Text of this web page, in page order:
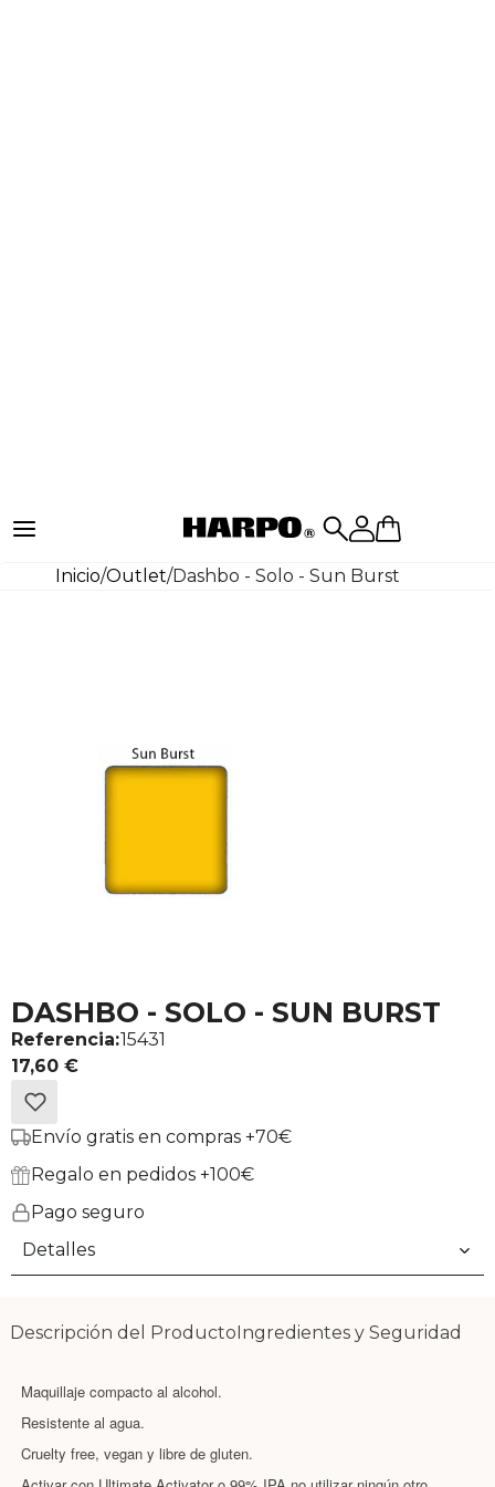
Inicio/Outlet/Dashbo - Solo - Sun Burst
DASHBO - SOLO - SUN BURST
Referencia:15431
17,60 €
Envío gratis en compras +70€
Regalo en pedidos +100€
Pago seguro
Detalles
Descripción del ProductoIngredientes y Seguridad
Maquillaje compacto al alcohol.
Resistente al agua.
Cruelty free, vegan y libre de gluten.